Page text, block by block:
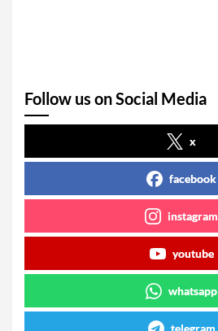
Follow us on Social Media
x
facebook
instagram
youtube
whatsapp
telegram